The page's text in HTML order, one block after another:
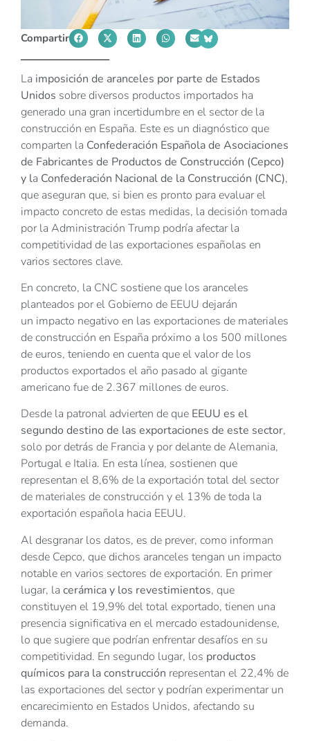
Compartir
La imposición de aranceles por parte de Estados
Unidos sobre diversos productos importados ha
generado una gran incertidumbre en el sector de la
construcción en España. Este es un diagnóstico que
comparten la Confederación Española de Asociaciones
de Fabricantes de Productos de Construcción (Cepco)
y la Confederación Nacional de la Construcción (CNC),
que aseguran que, si bien es pronto para evaluar el
impacto concreto de estas medidas, la decisión tomada
por la Administración Trump podría afectar la
competitividad de las exportaciones españolas en
varios sectores clave.
En concreto, la CNC sostiene que los aranceles
planteados por el Gobierno de EEUU dejarán
un impacto negativo en las exportaciones de materiales
de construcción en España próximo a los 500 millones
de euros, teniendo en cuenta que el valor de los
productos exportados el año pasado al gigante
americano fue de 2.367 millones de euros.
Desde la patronal advierten de que EEUU es el
segundo destino de las exportaciones de este sector,
solo por detrás de Francia y por delante de Alemania,
Portugal e Italia. En esta línea, sostienen que
representan el 8,6% de la exportación total del sector
de materiales de construcción y el 13% de toda la
exportación española hacia EEUU.
Al desgranar los datos, es de prever, como informan
desde Cepco, que dichos aranceles tengan un impacto
notable en varios sectores de exportación. En primer
lugar, la cerámica y los revestimientos, que
constituyen el 19,9% del total exportado, tienen una
presencia significativa en el mercado estadounidense,
lo que sugiere que podrían enfrentar desafíos en su
competitividad. En segundo lugar, los productos
químicos para la construcción representan el 22,4% de
las exportaciones del sector y podrían experimentar un
encarecimiento en Estados Unidos, afectando su
demanda.